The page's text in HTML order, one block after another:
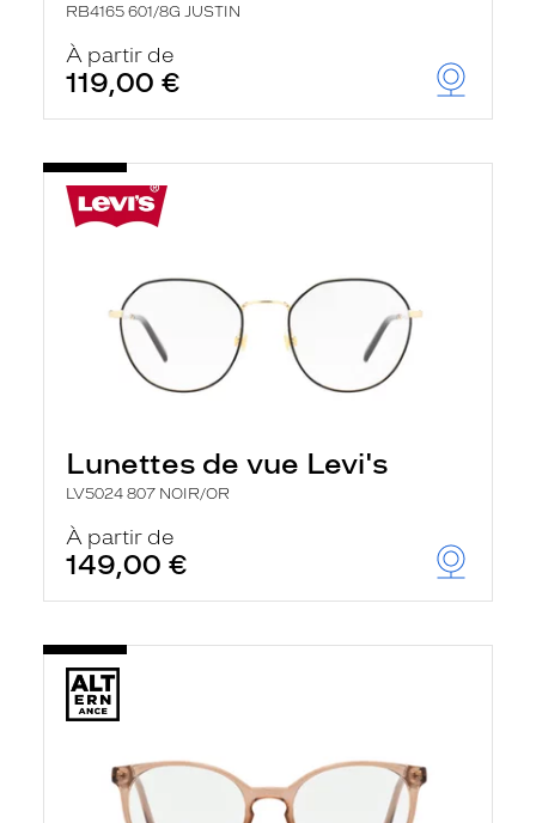
RB4165 601/8G JUSTIN
À partir de
119,00 €
Lunettes de vue Levi's
LV5024 807 NOIR/OR
À partir de
149,00 €